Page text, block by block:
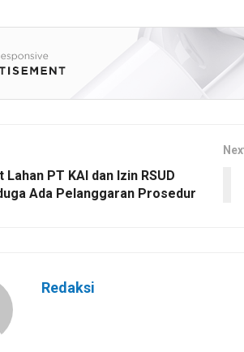
PT KAI dan Izin RSUD
Ada Pelanggaran Prosedur
Redaksi